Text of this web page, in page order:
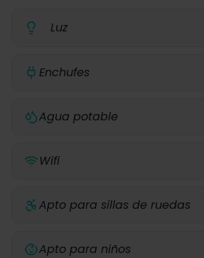
Luz
Enchufes
Agua potable
Wifi
Apto para sillas de ruedas
Apto para niños